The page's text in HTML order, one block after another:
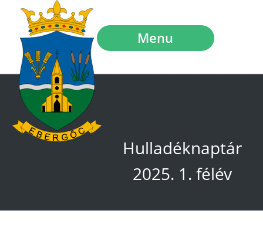
Menu
Hulladéknaptár
2025. 1. félév